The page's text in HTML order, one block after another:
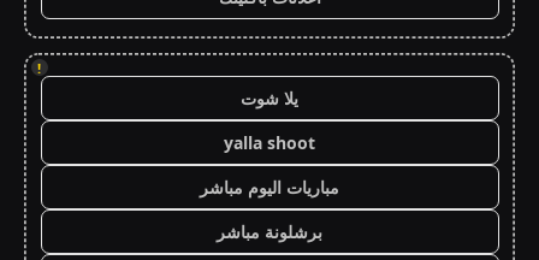
!
يلا شوت
yalla shoot
مباريات اليوم مباشر
برشلونة مباشر